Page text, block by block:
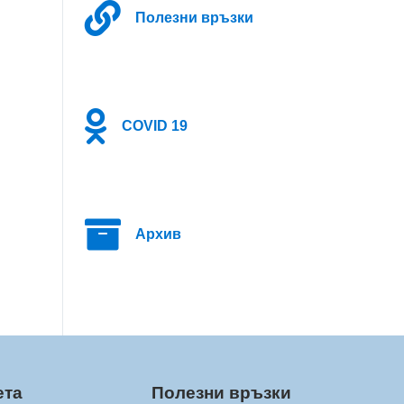
Полезни връзки
COVID 19
Архив
Полезни връзки